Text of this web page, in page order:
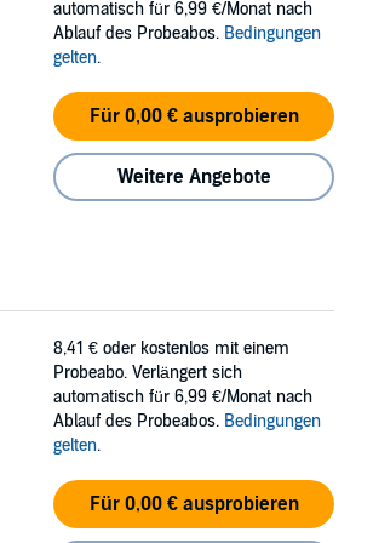
automatisch für 6,99 €/Monat nach
Ablauf des Probeabos. Bedingungen
gelten.
Für 0,00 € ausprobieren
Weitere Angebote
8,41 € oder kostenlos mit einem
Probeabo. Verlängert sich
automatisch für 6,99 €/Monat nach
Ablauf des Probeabos. Bedingungen
gelten.
Für 0,00 € ausprobieren